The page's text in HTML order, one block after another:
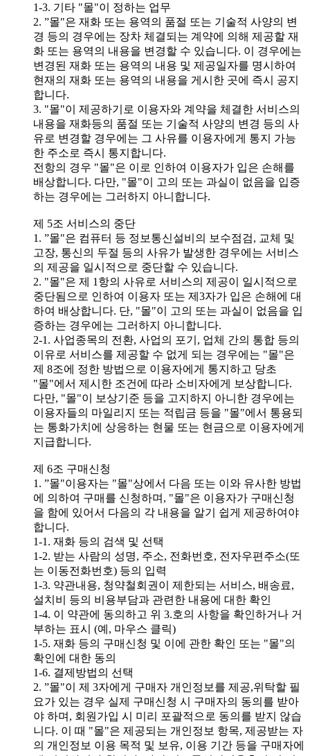
1-3. 기타 "몰"이 정하는 업무
2. ”몰"은 재화 또는 용역의 품절 또는 기술적 사양의 변
경 등의 경우에는 장차 체결되는 계약에 의해 제공할 재
화 또는 용역의 내용을 변경할 수 있습니다. 이 경우에는
변경된 재화 또는 용역의 내용 및 제공일자를 명시하여
현재의 재화 또는 용역의 내용을 게시한 곳에 즉시 공지
합니다.
3. "몰"이 제공하기로 이용자와 계약을 체결한 서비스의
내용을 재화등의 품절 또는 기술적 사양의 변경 등의 사
유로 변경할 경우에는 그 사유를 이용자에게 통지 가능
한 주소로 즉시 통지합니다.
전항의 경우 "몰"은 이로 인하여 이용자가 입은 손해를
배상합니다. 다만, "몰"이 고의 또는 과실이 없음을 입증
하는 경우에는 그러하지 아니합니다.
제 5조 서비스의 중단
1. ”몰"은 컴퓨터 등 정보통신설비의 보수점검, 교체 및
고장, 통신의 두절 등의 사유가 발생한 경우에는 서비스
의 제공을 일시적으로 중단할 수 있습니다.
2. "몰"은 제 1항의 사유로 서비스의 제공이 일시적으로
중단됨으로 인하여 이용자 또는 제3자가 입은 손해에 대
하여 배상합니다. 단, "몰"이 고의 또는 과실이 없음을 입
증하는 경우에는 그러하지 아니합니다.
2-1. 사업종목의 전환, 사업의 포기, 업체 간의 통합 등의
이유로 서비스를 제공할 수 없게 되는 경우에는 "몰"은
제 8조에 정한 방법으로 이용자에게 통지하고 당초
"몰"에서 제시한 조건에 따라 소비자에게 보상합니다.
다만, "몰"이 보상기준 등을 고지하지 아니한 경우에는
이용자들의 마일리지 또는 적립금 등을 "몰"에서 통용되
는 통화가치에 상응하는 현물 또는 현금으로 이용자에게
지급합니다.
제 6조 구매신청
1. ”몰"이용자는 "몰"상에서 다음 또는 이와 유사한 방법
에 의하여 구매를 신청하며, "몰"은 이용자가 구매신청
을 함에 있어서 다음의 각 내용을 알기 쉽게 제공하여야
합니다.
1-1. 재화 등의 검색 및 선택
1-2. 받는 사람의 성명, 주소, 전화번호, 전자우편주소(또
는 이동전화번호) 등의 입력
1-3. 약관내용, 청약철회권이 제한되는 서비스, 배송료,
설치비 등의 비용부담과 관련한 내용에 대한 확인
1-4. 이 약관에 동의하고 위 3.호의 사항을 확인하거나 거
부하는 표시 (예, 마우스 클릭)
1-5. 재화 등의 구매신청 및 이에 관한 확인 또는 "몰"의
확인에 대한 동의
1-6. 결제방법의 선택
2. ”몰"이 제 3자에게 구매자 개인정보를 제공,위탁할 필
요가 있는 경우 실제 구매신청 시 구매자의 동의를 받아
야 하며, 회원가입 시 미리 포괄적으로 동의를 받지 않습
니다. 이 때 "몰"은 제공되는 개인정보 항목, 제공받는 자
의 개인정보 이용 목적 및 보유, 이용 기간 등을 구매자에